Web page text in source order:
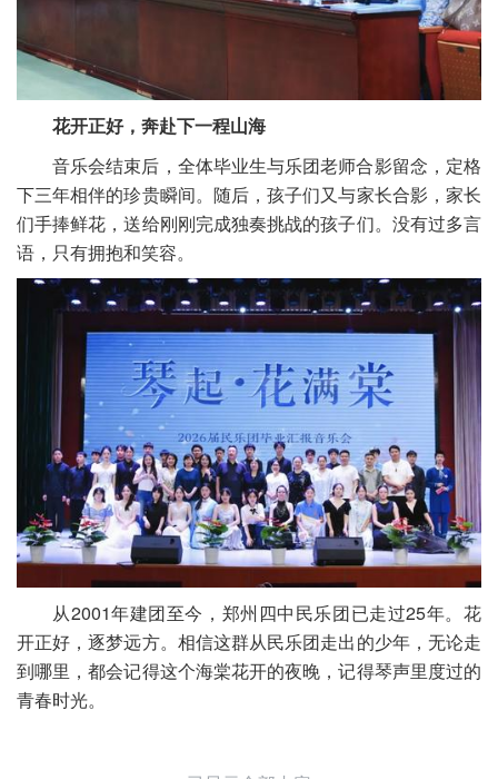
花开正好，奔赴下一程山海
音乐会结束后，全体毕业生与乐团老师合影留念，定格
下三年相伴的珍贵瞬间。随后，孩子们又与家长合影，家长
们手捧鲜花，送给刚刚完成独奏挑战的孩子们。没有过多言
语，只有拥抱和笑容。
从2001年建团至今，郑州四中民乐团已走过25年。花
开正好，逐梦远方。相信这群从民乐团走出的少年，无论走
到哪里，都会记得这个海棠花开的夜晚，记得琴声里度过的
青春时光。